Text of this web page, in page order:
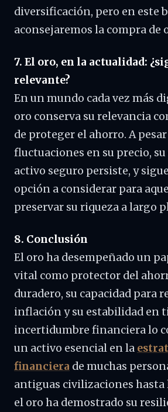
diversificación, pero en este
aconsejaremos la compra de
7. El oro, en la actualidad:
relevante?
En un mundo cada vez más
oro conserva su relevancia
de proteger el ahorro. A pesar
fluctuaciones en su precio,
activo seguro persiste, y
opción a considerar para
preservar su riqueza a largo
8. Conclusión
El oro ha desempeñado un
vital como protector del
duradero, su capacidad para
inflación y su estabilidad en
incertidumbre financiera lo
un activo esencial en la
financiera de muchas
antiguas civilizaciones hasta
el oro ha demostrado su